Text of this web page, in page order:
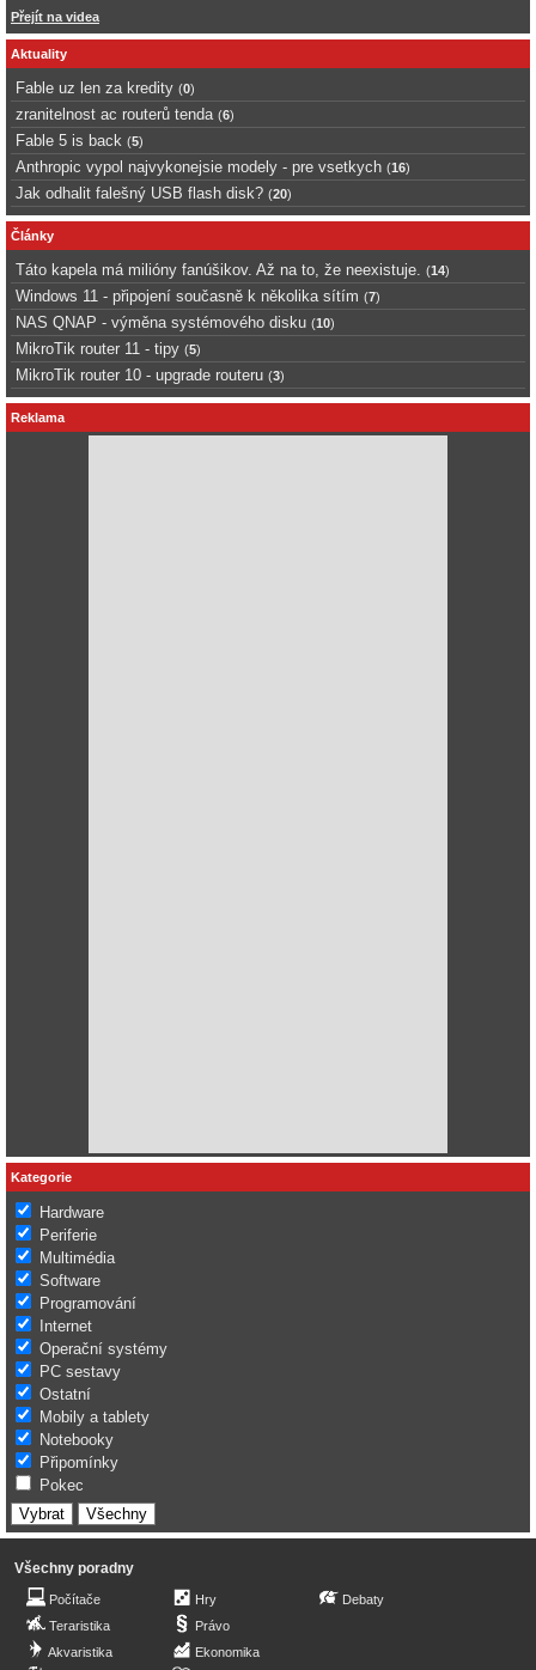
Přejít na videa
Aktuality
Fable uz len za kredity (0)
zranitelnost ac routerů tenda (6)
Fable 5 is back (5)
Anthropic vypol najvykonejsie modely - pre vsetkych (16)
Jak odhalit falešný USB flash disk? (20)
Články
Táto kapela má milióny fanúšikov. Až na to, že neexistuje. (14)
Windows 11 - připojení současně k několika sítím (7)
NAS QNAP - výměna systémového disku (10)
MikroTik router 11 - tipy (5)
MikroTik router 10 - upgrade routeru (3)
Reklama
Kategorie
Hardware
Periferie
Multimédia
Software
Programování
Internet
Operační systémy
PC sestavy
Ostatní
Mobily a tablety
Notebooky
Připomínky
Pokec
Všechny poradny
Počítače
Teraristika
Akvaristika
Hry
Právo
Ekonomika
Debaty